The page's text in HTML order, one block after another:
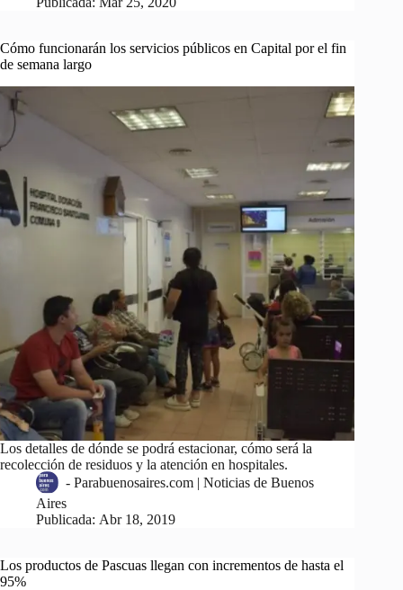
Cómo funcionarán los servicios públicos en Capital por el fin
de semana largo
Los detalles de dónde se podrá estacionar, cómo será la
recolección de residuos y la atención en hospitales.
- Parabuenosaires.com | Noticias de Buenos
Aires
Publicada: Abr 18, 2019
Los productos de Pascuas llegan con incrementos de hasta el
95%